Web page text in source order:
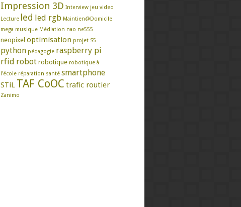
Impression 3D Interview jeu video
Lecture
led led rgb Maintien@Domicile
mega musique Médiation nao ne555
neopixel optimisation projet S5
python pédagogie raspberry pi
rfid robot robotique robotique à
l'école réparation santé smartphone
STiL TAF CoOC trafic routier
Zanimo